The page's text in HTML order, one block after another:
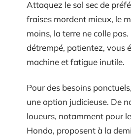
Attaquez le sol sec de
fraises mordent mieux, le
moins, la terre ne colle pas.
détrempé, patientez, vous
machine et fatigue inutile.
Pour des besoins
une option judicieuse. De
loueurs, notamment pour
Honda, proposent à la